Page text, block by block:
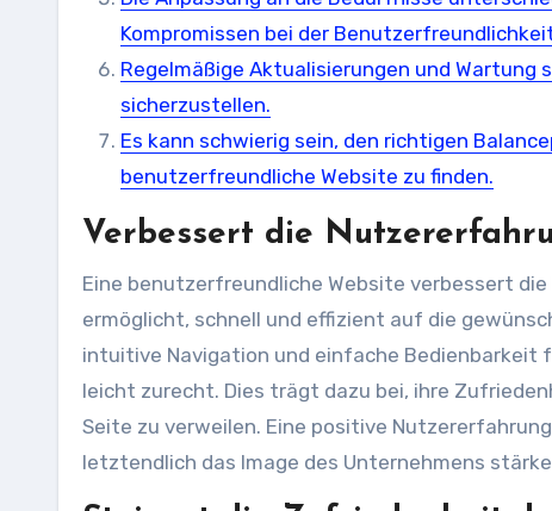
Kompromissen bei der
Regelmäßige Aktualisierungen und
sicherzustellen.
Es kann schwierig sein, den richtigen
benutzerfreundliche Website zu finden.
Verbessert die
Eine benutzerfreundliche Website verbessert
ermöglicht, schnell und effizient auf die
intuitive Navigation und einfache Bedienbarkeit
leicht zurecht. Dies trägt dazu bei, ihre
Seite zu verweilen. Eine positive
letztendlich das Image des Unternehmens